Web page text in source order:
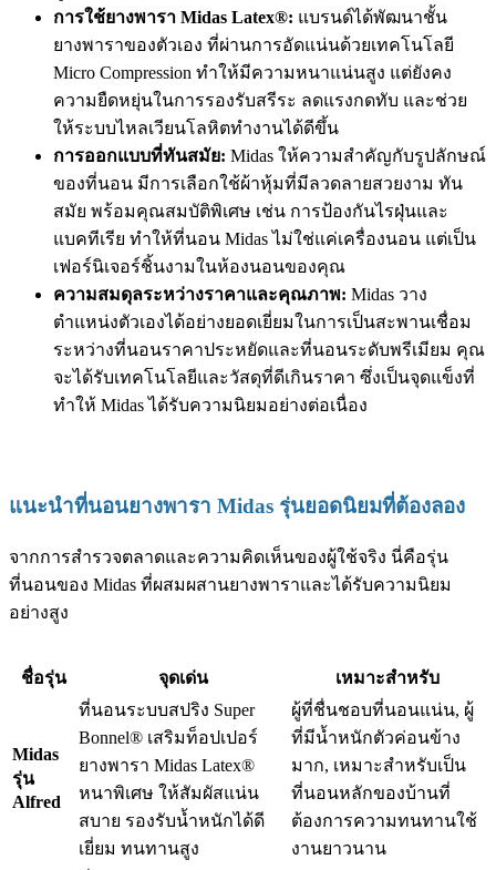
การใช้ยางพารา Midas Latex®: แบรนด์ได้พัฒนาชั้น
ยางพาราของตัวเอง ที่ผ่านการอัดแน่นด้วยเทคโนโลยี
Micro Compression ทำให้มีความหนาแน่นสูง แต่ยังคง
ความยืดหยุ่นในการรองรับสรีระ ลดแรงกดทับ และช่วย
ให้ระบบไหลเวียนโลหิตทำงานได้ดีขึ้น
การออกแบบที่ทันสมัย: Midas ให้ความสำคัญกับรูปลักษณ์
ของที่นอน มีการเลือกใช้ผ้าหุ้มที่มีลวดลายสวยงาม ทัน
สมัย พร้อมคุณสมบัติพิเศษ เช่น การป้องกันไรฝุ่นและ
แบคทีเรีย ทำให้ที่นอน Midas ไม่ใช่แค่เครื่องนอน แต่เป็น
เฟอร์นิเจอร์ชิ้นงามในห้องนอนของคุณ
ความสมดุลระหว่างราคาและคุณภาพ: Midas วาง
ตำแหน่งตัวเองได้อย่างยอดเยี่ยมในการเป็นสะพานเชื่อม
ระหว่างที่นอนราคาประหยัดและที่นอนระดับพรีเมียม คุณ
จะได้รับเทคโนโลยีและวัสดุที่ดีเกินราคา ซึ่งเป็นจุดแข็งที่
ทำให้ Midas ได้รับความนิยมอย่างต่อเนื่อง
แนะนำที่นอนยางพารา Midas รุ่นยอดนิยมที่ต้องลอง
จากการสำรวจตลาดและความคิดเห็นของผู้ใช้จริง นี่คือรุ่น
ที่นอนของ Midas ที่ผสมผสานยางพาราและได้รับความนิยม
อย่างสูง
ชื่อรุ่น จุดเด่น เหมาะสำหรับ
Midas
รุ่น
Alfred
ที่นอนระบบสปริง Super
Bonnel® เสริมท็อปเปอร์
ยางพารา Midas Latex®
หนาพิเศษ ให้สัมผัสแน่น
สบาย รองรับน้ำหนักได้ดี
เยี่ยม ทนทานสูง
ผู้ที่ชื่นชอบที่นอนแน่น, ผู้
ที่มีน้ำหนักตัวค่อนข้าง
มาก, เหมาะสำหรับเป็น
ที่นอนหลักของบ้านที่
ต้องการความทนทานใช้
งานยาวนาน